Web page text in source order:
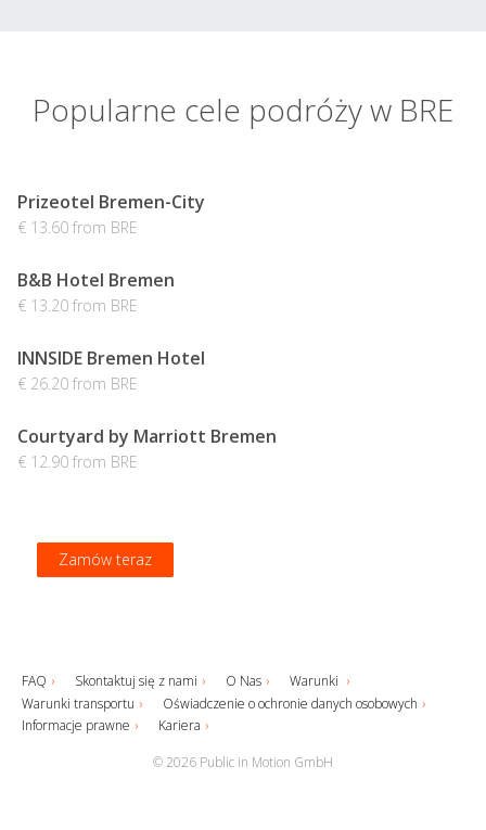
Popularne cele podróży w BRE
Prizeotel Bremen-City
€ 13.60 from BRE
Zamów teraz
B&B Hotel Bremen
€ 13.20 from BRE
Zamów teraz
INNSIDE Bremen Hotel
€ 26.20 from BRE
Zamów teraz
Courtyard by Marriott Bremen
€ 12.90 from BRE
Zamów teraz
FAQ Skontaktuj się z nami O Nas
Warunki
Warunki transportu
Oświadczenie o ochronie danych osobowych
Informacje prawne
Kariera
© 2026 Public in Motion GmbH